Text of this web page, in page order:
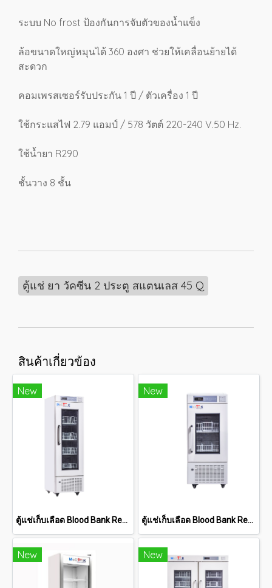
ระบบ No frost ป้องกันการจับตัวของน้ำแข็ง
ล้อขนาดใหญ่หมุนได้ 360 องศา ช่วยให้เคลื่อนย้ายได้
สะดวก
คอมเพรสเซอร์รับประกัน 1 ปี / ตัวเครื่อง 1 ปี
ใช้กระแสไฟ 2.79 แอมป์ / 578 วัตต์ 220-240 V.50 Hz.
ใช้น้ำยา R290
ชั้นวาง 8 ชั้น
ตู้แช่ ยา วัคซีน 2 ประตู สแตนเลส 45 Q
สินค้าเกี่ยวข้อง
New
ตู้แช่เก็บเลือด Blood Bank Refrigerator MED -BO 4V210
New
ตู้แช่เก็บเลือด Blood Bank Refrigerator MED -BO 4V110
New New